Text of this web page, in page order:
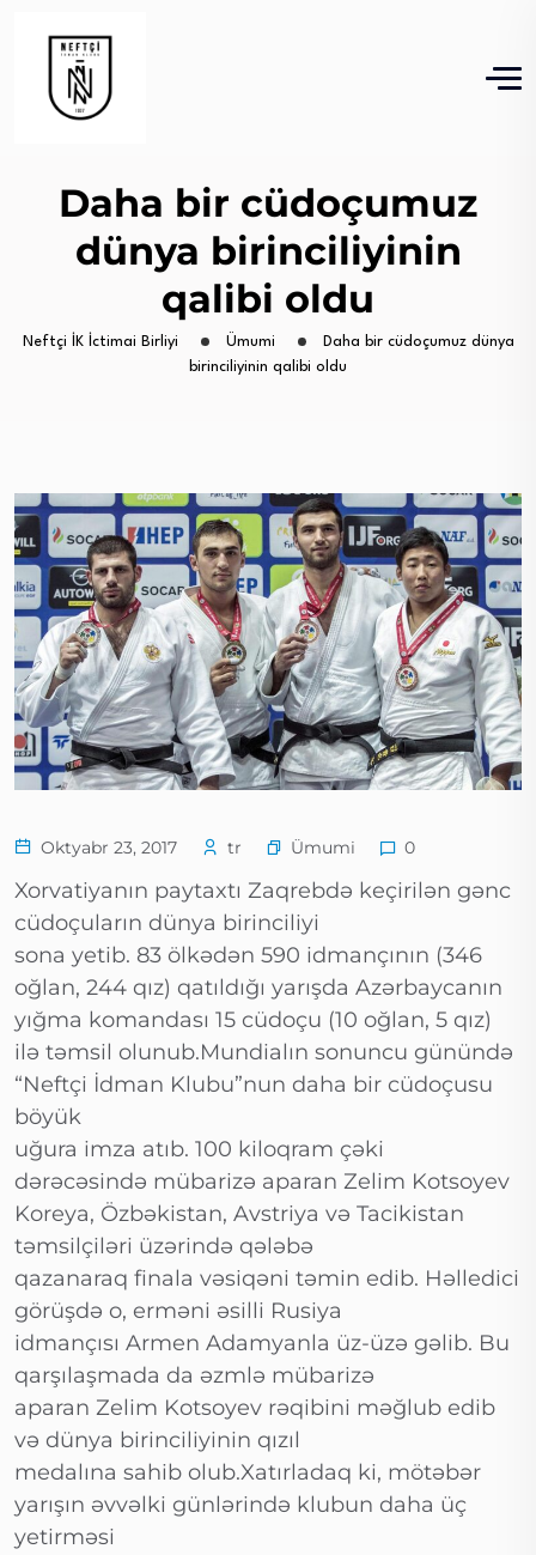
Daha bir cüdoçumuz
dünya birinciliyinin
qalibi oldu
Neftçi İK İctimai Birliyi Ümumi
Daha bir cüdoçumuz dünya
birinciliyinin qalibi oldu
Oktyabr 23, 2017 tr Ümumi 0
Xorvatiyanın paytaxtı Zaqrebdə keçirilən gənc
cüdoçuların dünya birinciliyi
sona yetib. 83 ölkədən 590 idmançının (346
oğlan, 244 qız) qatıldığı yarışda Azərbaycanın
yığma komandası 15 cüdoçu (10 oğlan, 5 qız)
ilə təmsil olunub.Mundialın sonuncu günündə
“Neftçi İdman Klubu”nun daha bir cüdoçusu
böyük
uğura imza atıb. 100 kiloqram çəki
dərəcəsində mübarizə aparan Zelim Kotsoyev
Koreya, Özbəkistan, Avstriya və Tacikistan
təmsilçiləri üzərində qələbə
qazanaraq finala vəsiqəni təmin edib. Həlledici
görüşdə o, erməni əsilli Rusiya
idmançısı Armen Adamyanla üz-üzə gəlib. Bu
qarşılaşmada da əzmlə mübarizə
aparan Zelim Kotsoyev rəqibini məğlub edib
və dünya birinciliyinin qızıl
medalına sahib olub.Xatırladaq ki, mötəbər
yarışın əvvəlki günlərində klubun daha üç
yetirməsi